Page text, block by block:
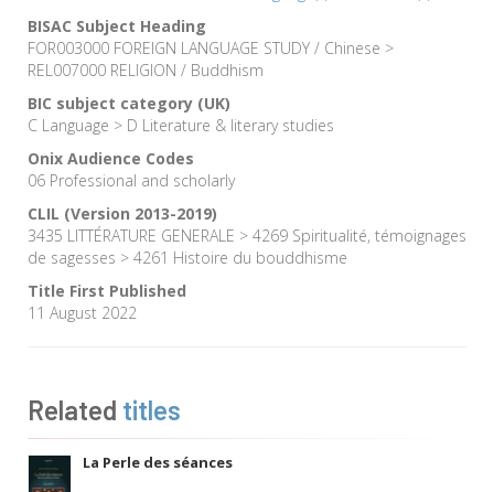
BISAC Subject Heading
FOR003000 FOREIGN LANGUAGE STUDY / Chinese >
REL007000 RELIGION / Buddhism
BIC subject category (UK)
C Language > D Literature & literary studies
Onix Audience Codes
06 Professional and scholarly
CLIL (Version 2013-2019)
3435 LITTÉRATURE GENERALE > 4269 Spiritualité, témoignages
de sagesses > 4261 Histoire du bouddhisme
Title First Published
11 August 2022
Related titles
La Perle des séances